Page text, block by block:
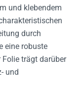
und klebendem
durch
eine robuste
Folie trägt darüber
und